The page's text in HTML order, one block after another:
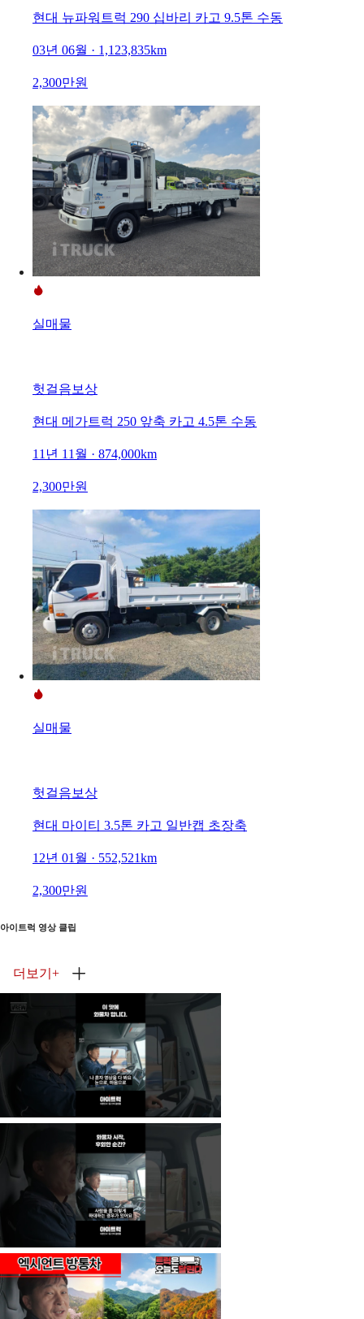
현대 뉴파워트럭 290 십바리 카고 9.5톤 수동
03년 06월 · 1,123,835km
2,300만원
실매물
헛걸음보상
현대 메가트럭 250 앞축 카고 4.5톤 수동
11년 11월 · 874,000km
2,300만원
실매물
헛걸음보상
현대 마이티 3.5톤 카고 일반캡 초장축
12년 01월 · 552,521km
2,300만원
아이트럭 영상 클립
더보기 +